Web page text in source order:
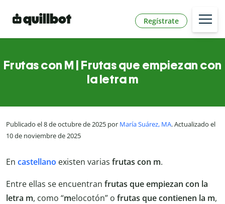
Regístrate
Frutas con M | Frutas que empiezan con
la letra m
Publicado el 8 de octubre de 2025 por María Suárez, MA. Actualizado el
10 de noviembre de 2025
En castellano existen varias frutas con m.
Entre ellas se encuentran frutas que empiezan con la
letra m, como “melocotón” o frutas que contienen la m,